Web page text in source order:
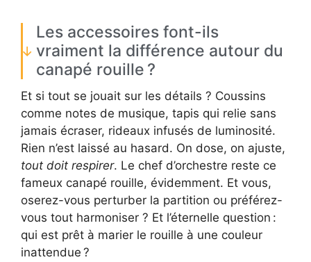
Les accessoires font-ils
vraiment la différence autour du
canapé rouille ?
Et si tout se jouait sur les détails ? Coussins
comme notes de musique, tapis qui relie sans
jamais écraser, rideaux infusés de luminosité.
Rien n’est laissé au hasard. On dose, on ajuste,
tout doit respirer. Le chef d’orchestre reste ce
fameux canapé rouille, évidemment. Et vous,
oserez-vous perturber la partition ou préférez-
vous tout harmoniser ? Et l’éternelle question :
qui est prêt à marier le rouille à une couleur
inattendue ?